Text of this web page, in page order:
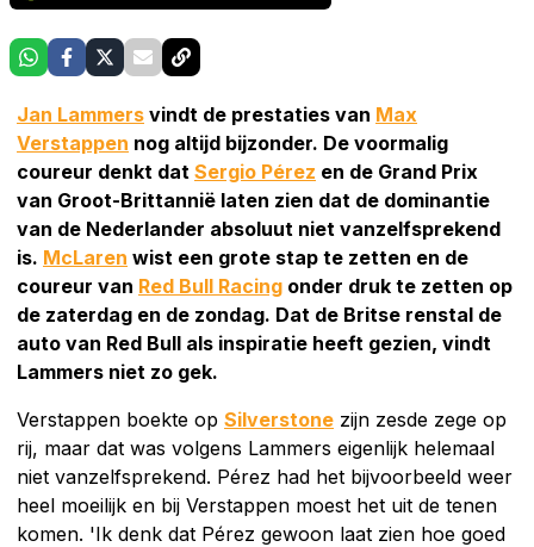
Jan Lammers vindt de prestaties van Max
Verstappen nog altijd bijzonder. De voormalig
coureur denkt dat Sergio Pérez en de Grand Prix
van Groot-Brittannië laten zien dat de dominantie
van de Nederlander absoluut niet vanzelfsprekend
is. McLaren wist een grote stap te zetten en de
coureur van Red Bull Racing onder druk te zetten op
de zaterdag en de zondag. Dat de Britse renstal de
auto van Red Bull als inspiratie heeft gezien, vindt
Lammers niet zo gek.
Verstappen boekte op Silverstone zijn zesde zege op
rij, maar dat was volgens Lammers eigenlijk helemaal
niet vanzelfsprekend. Pérez had het bijvoorbeeld weer
heel moeilijk en bij Verstappen moest het uit de tenen
komen. 'Ik denk dat Pérez gewoon laat zien hoe goed